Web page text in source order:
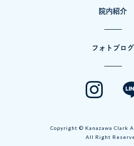
院内紹介
フォトブログ
Copyright © Kanazawa Clark
All Right